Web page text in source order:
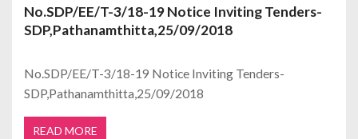
No.SDP/EE/T-3/18-19 Notice Inviting Tenders-
SDP,Pathanamthitta,25/09/2018
No.SDP/EE/T-3/18-19 Notice Inviting Tenders-
SDP,Pathanamthitta,25/09/2018
READ MORE